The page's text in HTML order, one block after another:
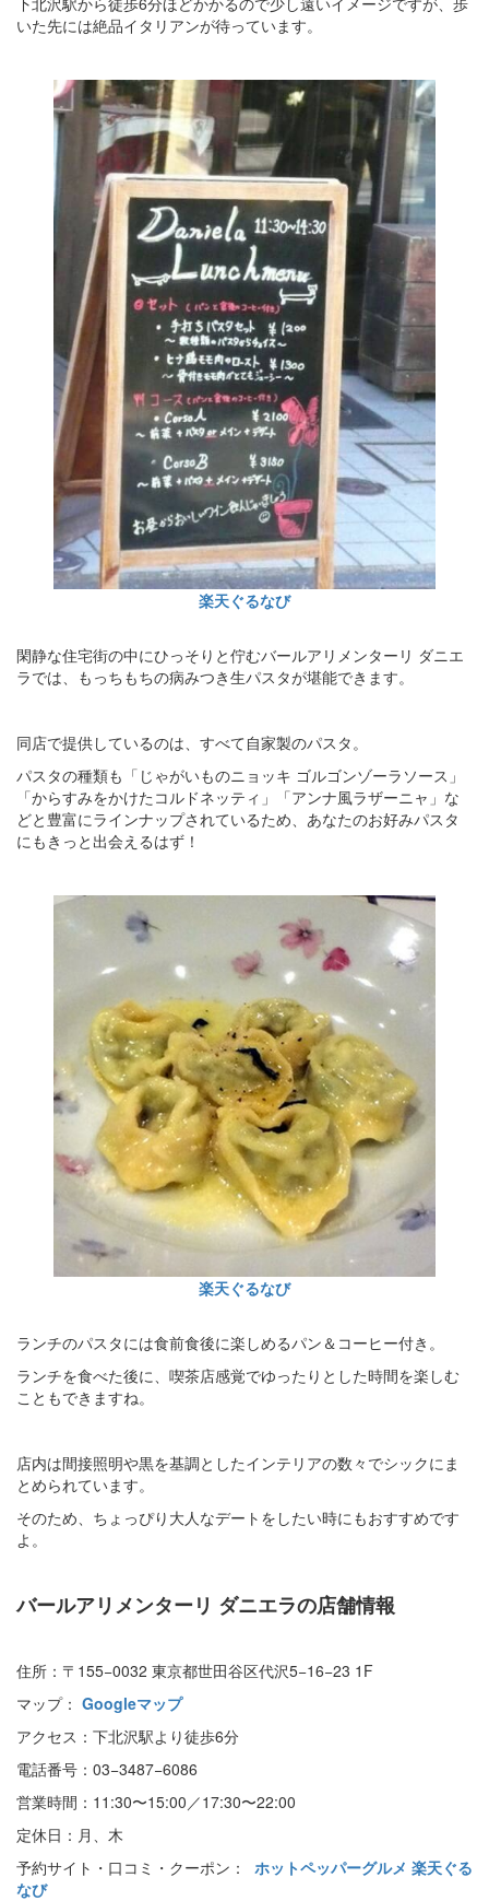
いた先には絶品イタリアンが待っています。
楽天ぐるなび
閑静な住宅街の中にひっそりと佇むバールアリメンターリ ダニエ
ラでは、もっちもちの病みつき生パスタが堪能できます。
同店で提供しているのは、すべて自家製のパスタ。
パスタの種類も「じゃがいものニョッキ ゴルゴンゾーラソース」
「からすみをかけたコルドネッティ」「アンナ風ラザーニャ」な
どと豊富にラインナップされているため、あなたのお好みパスタ
にもきっと出会えるはず！
楽天ぐるなび
ランチのパスタには食前食後に楽しめるパン＆コーヒー付き。
ランチを食べた後に、喫茶店感覚でゆったりとした時間を楽しむ
こともできますね。
店内は間接照明や黒を基調としたインテリアの数々でシックにま
とめられています。
そのため、ちょっぴり大人なデートをしたい時にもおすすめです
よ。
バールアリメンターリ ダニエラの店舗情報
住所：〒155−0032 東京都世田谷区代沢5−16−23 1F
マップ： Googleマップ
アクセス：下北沢駅より徒歩6分
電話番号：03−3487−6086
営業時間：11:30〜15:00／17:30〜22:00
定休日：月、木
予約サイト・口コミ・クーポン： ホットペッパーグルメ 楽天ぐる
なび